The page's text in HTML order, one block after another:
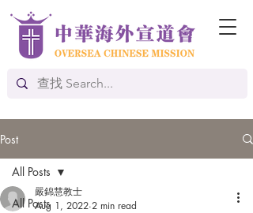
Post
All Posts
All Posts
嚴錦慧教士
Aug 1, 2022 2 min read